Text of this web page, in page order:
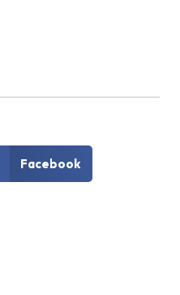
Facebook